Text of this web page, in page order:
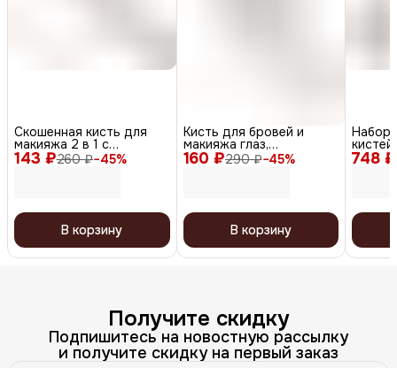
143 ₽260 ₽−45%
Скошенная кисть для
макияжа 2 в 1 с
щеточкой для бровей /
KR-704, черный
В корзину
160 ₽290 ₽−45%
Кисть для бровей и
макияжа глаз,
скошенная, дерево,
нейлон, коричневый, 16
В корзину
748 ₽
Набор
Получите скидку
Подпишитесь на новостную рассылку
и получите скидку на первый заказ